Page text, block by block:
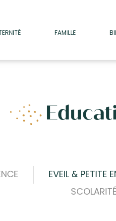
FAMILLE
• PSYCHOLOGIE
•
EVEIL & PETITE
SCOLARITÉ